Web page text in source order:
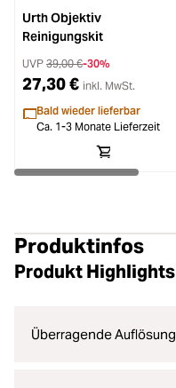
Urth Objektiv
Reinigungskit
UVP 39,00 €-30%
27,30 € inkl. MwSt.
Bald wieder lieferbar
Ca. 1-3 Monate Lieferzeit
Produktinfos
Produkt Highlights
Überragende Auflösung